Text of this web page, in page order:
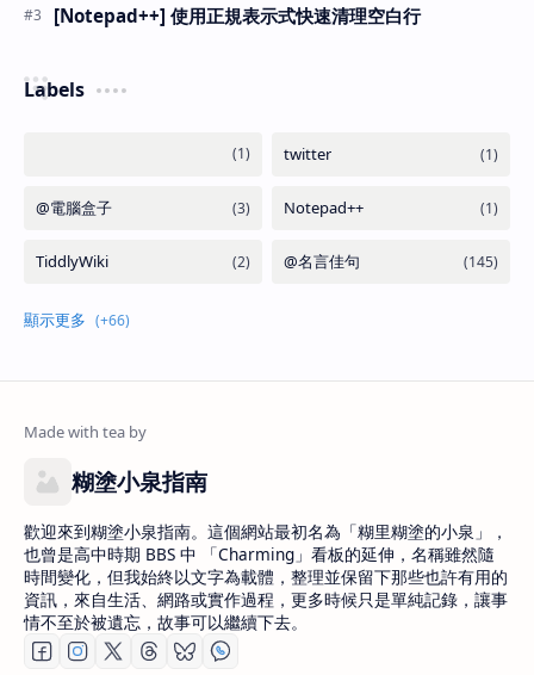
[Notepad++] 使用正規表示式快速清理空白行
Labels
糊塗小泉指南
歡迎來到糊塗小泉指南。這個網站最初名為「糊里糊塗的小泉」，
也曾是高中時期 BBS 中 「Charming」看板的延伸，名稱雖然隨
時間變化，但我始終以文字為載體，整理並保留下那些也許有用的
資訊，來自生活、網路或實作過程，更多時候只是單純記錄，讓事
情不至於被遺忘，故事可以繼續下去。